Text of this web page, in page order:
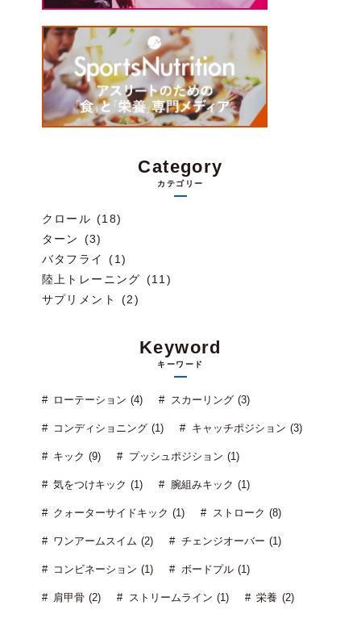
Category
カテゴリー
クロール (18)
ターン (3)
バタフライ (1)
陸上トレーニング (11)
サプリメント (2)
Keyword
キーワード
ローテーション (4) スカーリング (3)
コンディショニング (1) キャッチポジション (3)
キック (9) プッシュポジション (1)
気をつけキック (1) 腕組みキック (1)
クォーターサイドキック (1) ストローク (8)
ワンアームスイム (2) チェンジオーバー (1)
コンビネーション (1) ボードプル (1)
肩甲骨 (2) ストリームライン (1) 栄養 (2)